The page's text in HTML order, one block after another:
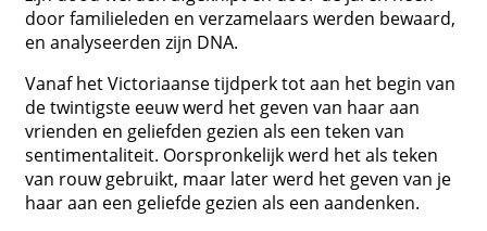
door familieleden en verzamelaars werden bewaard,
en analyseerden zijn DNA.
Vanaf het Victoriaanse tijdperk tot aan het begin van
de twintigste eeuw werd het geven van haar aan
vrienden en geliefden gezien als een teken van
sentimentaliteit. Oorspronkelijk werd het als teken
van rouw gebruikt, maar later werd het geven van je
haar aan een geliefde gezien als een aandenken.